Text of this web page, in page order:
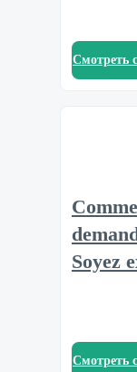
Смотреть
Soyez
Смотреть